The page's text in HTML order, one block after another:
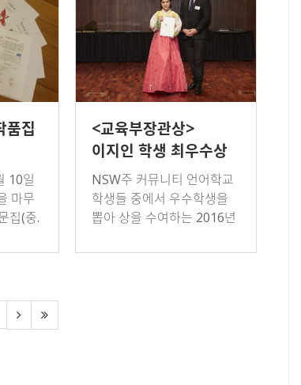
품집
10일
마무
집(중.
국어
<교육부장관상>
이지인 학생 최우수상
NSW주 커뮤니티 언어학교
학생들 중에서 우수학생을
뽑아 상을 수여하는 2016년
호주한국학교의 이지인(첼